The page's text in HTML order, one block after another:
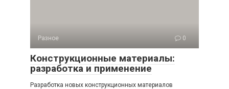
Разное 0
Конструкционные материалы:
разработка и применение
Разработка новых конструкционных материалов